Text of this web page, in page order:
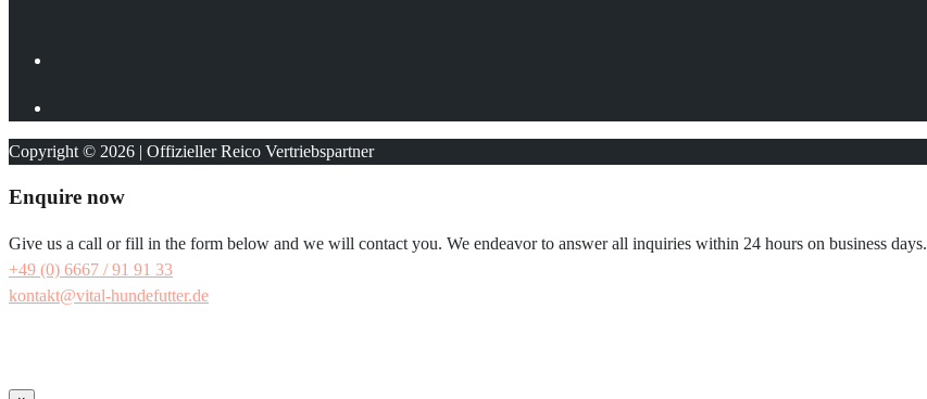
Copyright © 2026 | Offizieller Reico Vertriebspartner
Enquire now
Give us a call or fill in the form below and we will contact you. We endeavor to answer all inquiries within 24 hours on business days.
+49 (0) 6667 / 91 91 33
kontakt@vital-hundefutter.de